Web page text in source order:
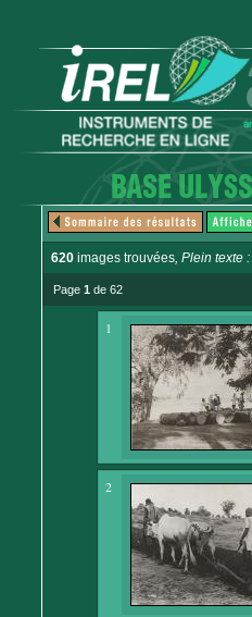
620 images trouvées, Plein texte :
Page 1 de 62
1
2